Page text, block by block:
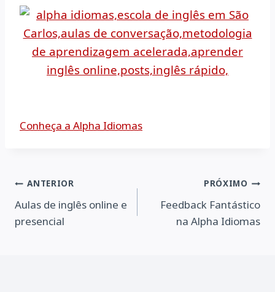
Conheça a Alpha Idiomas
Navegação
de
ANTERIOR
Aulas de inglês online e
presencial
PRÓXIMO
Feedback Fantástico
na Alpha Idiomas